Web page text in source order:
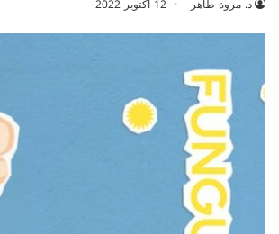
د. مروة طاهر 12 أكتوبر 2022